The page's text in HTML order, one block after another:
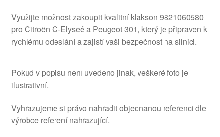
Využijte možnost zakoupit kvalitní klakson 9821060580
pro Citroën C-Elyseé a Peugeot 301, který je připraven k
rychlému odeslání a zajistí vaši bezpečnost na silnici.
Pokud v popisu není uvedeno jinak, veškeré foto je
ilustrativní.
Vyhrazujeme si právo nahradit objednanou referenci dle
výrobce referení nahrazující.